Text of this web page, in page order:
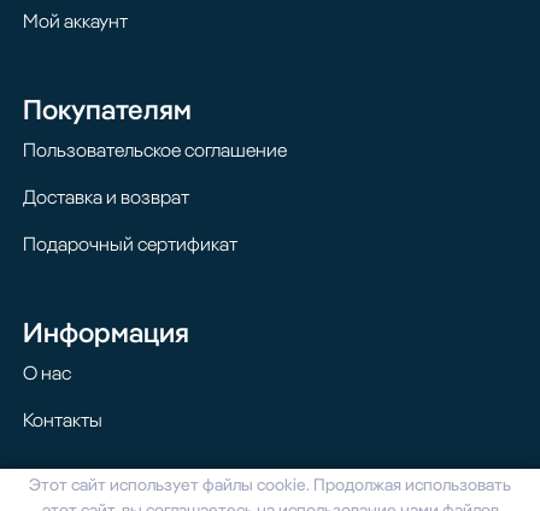
Мой аккаунт
Покупателям
Пользовательское соглашение
Доставка и возврат
Подарочный сертификат
Информация
О нас
Контакты
© 2024 Homilton. Все права защищены
Этот сайт использует файлы cookie. Продолжая использовать